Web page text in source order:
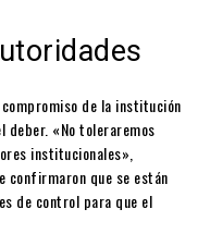
de la institución
deber. «No toleraremos
institucionales»,
confirmaron que se están
de control para que el